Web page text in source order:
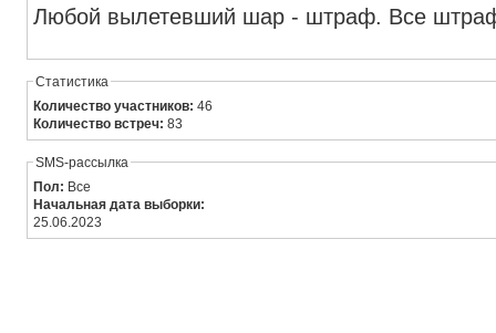
Любой вылетевший шар - штраф. Все
Статистика
Количество участников:46
Количество встреч:83
SMS-рассылка
Пол: Все
Начальная дата выборки:
25.06.2023